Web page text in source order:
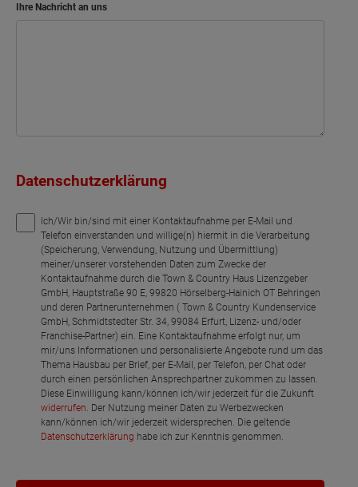
Ihre Nachricht an uns
Datenschutzerklärung
Ich/Wir bin/sind mit einer Kontaktaufnahme per E-Mail und
Telefon einverstanden und willige(n) hiermit in die Verarbeitung
(Speicherung, Verwendung, Nutzung und Übermittlung)
meiner/unserer vorstehenden Daten zum Zwecke der
Kontaktaufnahme durch die Town & Country Haus Lizenzgeber
GmbH, Hauptstraße 90 E, 99820 Hörselberg-Hainich OT Behringen
und deren Partnerunternehmen ( Town & Country Kundenservice
GmbH, Schmidtstedter Str. 34, 99084 Erfurt, Lizenz- und/oder
Franchise-Partner) ein. Eine Kontaktaufnahme erfolgt nur, um
mir/uns Informationen und personalisierte Angebote rund um das
Thema Hausbau per Brief, per E-Mail, per Telefon, per Chat oder
durch einen persönlichen Ansprechpartner zukommen zu lassen.
Diese Einwilligung kann/können ich/wir jederzeit für die Zukunft
widerrufen . Der Nutzung meiner Daten zu Werbezwecken
kann/können ich/wir jederzeit widersprechen. Die geltende
Datenschutzerklärung habe ich zur Kenntnis genommen.